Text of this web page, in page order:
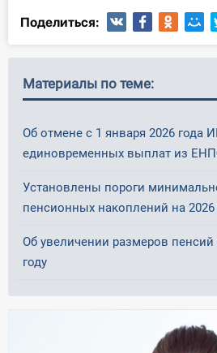
Поделиться:
Материалы по теме:
Об отмене с 1 января 2026 года
единовременных выплат из
Установлены пороги
пенсионных накоплений на 2026
Об увеличении размеров
году